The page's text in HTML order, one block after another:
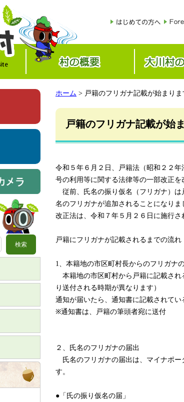
ホーム > 戸籍のフリガナ記載が始まりま
戸籍のフリガナ記載が始
令和５年６月２日、戸籍法（昭和２２
号の利用等に関する法律等の一部改正
従前、氏名の振り仮名（フリガナ）は
名のフリガナが追加されることになりま
改正法は、令和７年５月２６日に施行さ
戸籍にフリガナが記載されるまでの流れ
1、本籍地の市区町村長からのフリガナ
本籍地の市区町村から戸籍に記載され
り送付される時期が異なります）
通知が届いたら、通知書に記載されてい
※通知書は、戸籍の筆頭者宛に送付
２、氏名のフリガナの届出
氏名のフリガナの届出は、マイナポー
す。
●「氏の振り仮名の届」